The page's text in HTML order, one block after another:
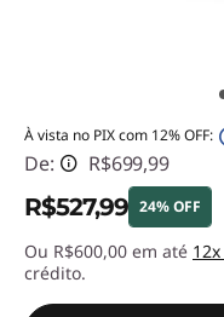
À vista no PIX com 12% OFF:
De: R$699,99
R$527,99 24% OFF
Economias
Ou R$600,00 em até
crédito.